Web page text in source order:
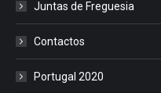
Juntas de Freguesia
Contactos
Portugal 2020